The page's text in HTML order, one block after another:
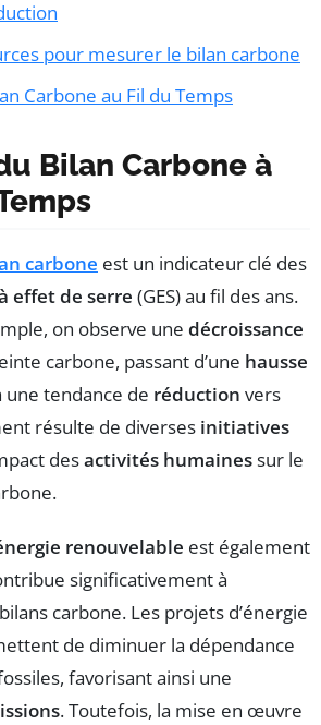
pour mesurer le bilan carbone
Carbone au Fil du Temps
Bilan Carbone à
carbone est un indicateur clé des
effet de serre (GES) au fil des ans.
on observe une décroissance
carbone, passant d’une hausse
une tendance de réduction vers
résulte de diverses initiatives
desactivités humainessur le
renouvelable est également
significativement à
carbone. Les projets d’énergie
de diminuer la dépendance
favorisant ainsi une
. Toutefois, la mise en œuvre